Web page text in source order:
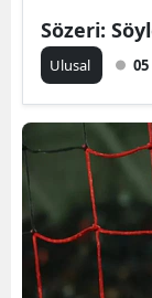
Sözeri:
Ulusal 05